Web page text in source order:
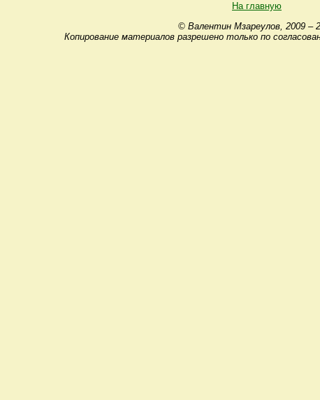
На главную
© Валентин Мзареулов, 2009 –
Копирование материалов разрешено только по